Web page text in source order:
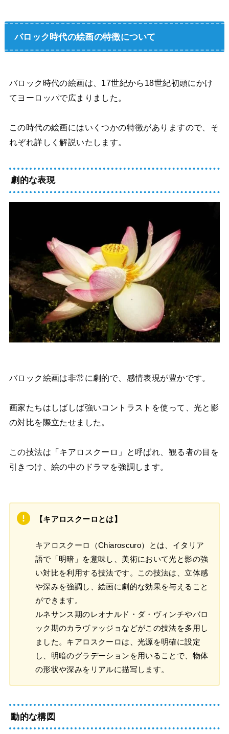
バロック時代の絵画の特徴について
バロック時代の絵画は、17世紀から18世紀初頭にかけ
てヨーロッパで広まりました。
この時代の絵画にはいくつかの特徴がありますので、そ
れぞれ詳しく解説いたします。
劇的な表現
バロック絵画は非常に劇的で、感情表現が豊かです。
画家たちはしばしば強いコントラストを使って、光と影
の対比を際立たせました。
この技法は「キアロスクーロ」と呼ばれ、観る者の目を
引きつけ、絵の中のドラマを強調します。
【キアロスクーロとは】
キアロスクーロ（Chiaroscuro）とは、イタリア
語で「明暗」を意味し、美術において光と影の強
い対比を利用する技法です。この技法は、立体感
や深みを強調し、絵画に劇的な効果を与えること
ができます。
ルネサンス期のレオナルド・ダ・ヴィンチやバロ
ック期のカラヴァッジョなどがこの技法を多用し
ました。キアロスクーロは、光源を明確に設定
し、明暗のグラデーションを用いることで、物体
の形状や深みをリアルに描写します。
動的な構図